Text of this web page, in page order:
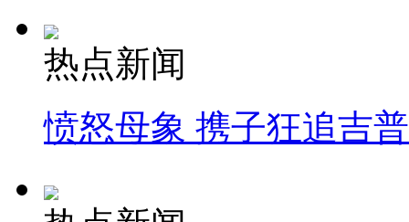
热点新闻
愤怒母象 携子狂追吉